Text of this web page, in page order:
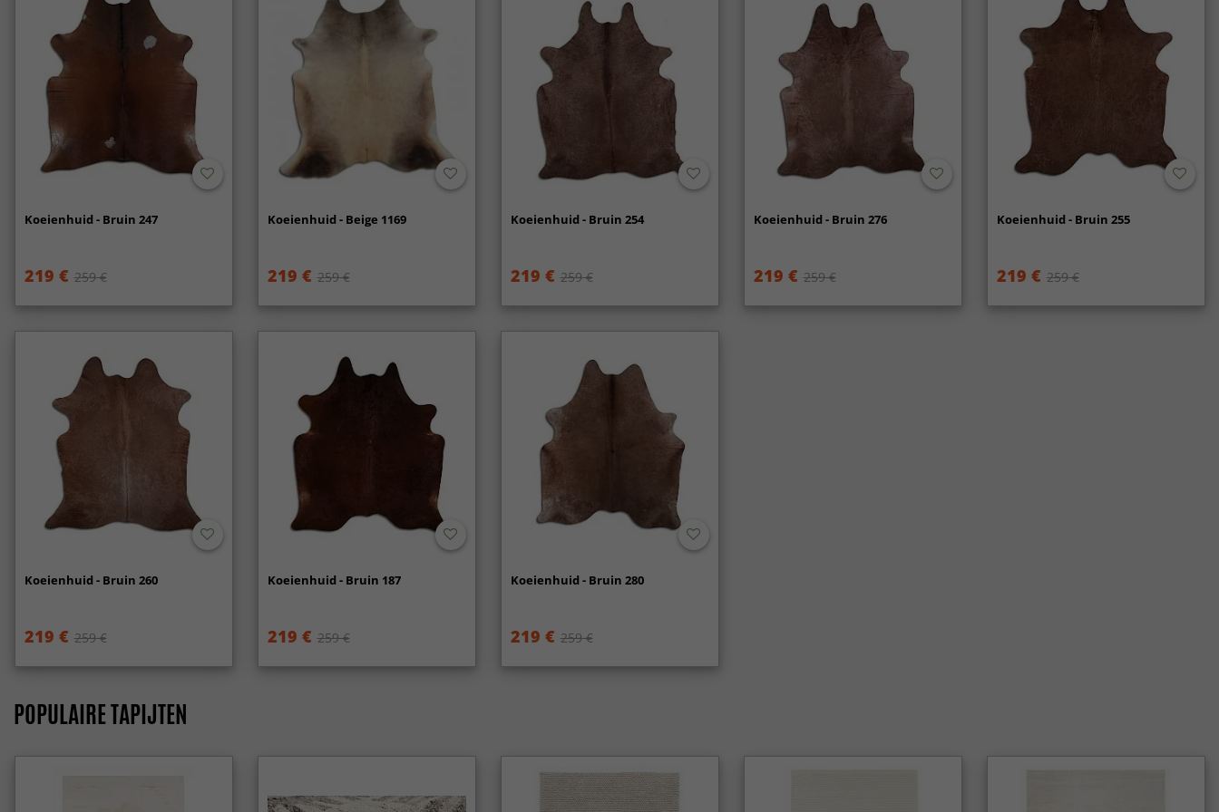
Koeienhuid - Bruin 247
219 € 259 €
Koeienhuid - Beige 1169
219 € 259 €
Koeienhuid - Bruin 254
219 € 259 €
Koeienhuid - Bruin 276
219 € 259 €
Koeienhuid - Bruin 255
219 € 259 €
Koeienhuid - Bruin 260
219 € 259 €
Koeienhuid - Bruin 187
219 € 259 €
Koeienhuid - Bruin 280
219 € 259 €
POPULAIRE TAPIJTEN